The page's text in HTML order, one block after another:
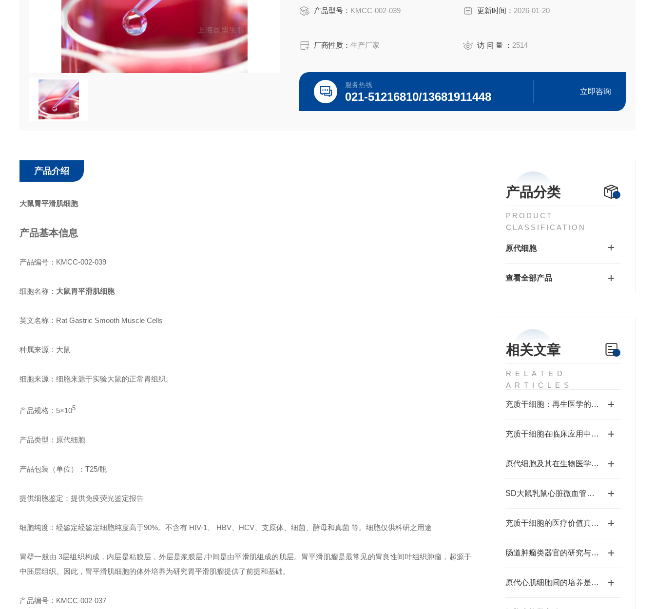
产品型号： KMCC-002-039 更新时间： 2026-01-20
厂商性质：生产厂家 访 问 量 ： 2514
服务热线
021-51216810/13681911448 立即咨询
产品分类
PRODUCT
CLASSIFICATION
原代细胞
查看全部产品
相关文章
RELATED
ARTICLES
充质干细胞：再生医学的希望之星
充质干细胞在临床应用中的潜在价值
原代细胞及其在生物医学领域中的应用
SD大鼠乳鼠心脏微血管内皮细胞原代分离培养方法
充质干细胞的医疗价值真的很高
肠道肿瘤类器官的研究与应用
原代心肌细胞间的培养是为了什么？
产品介绍
大鼠胃平滑肌细胞
产品基本信息
产品编号：KMCC-002-039
细胞名称： 大鼠胃平滑肌细胞
英文名称：Rat Gastric Smooth Muscle Cells
种属来源：大鼠
细胞来源：细胞来源于实验大鼠的正常胃组织。
产品规格：5×105
产品类型：原代细胞
产品包装（单位）：T25/瓶
提供细胞鉴定：提供免疫荧光鉴定报告
细胞纯度：经鉴定经鉴定细胞纯度高于90%。不含有 HIV-1、 HBV、HCV、支原体、细菌、酵母和真菌 等。细胞仅供科研之用途
胃壁一般由 3层组织构成，内层是粘膜层，外层是浆膜层,中间是由平滑肌组成的肌层。胃平滑肌瘤是最常见的胃良性间叶组织肿瘤，起源于
中胚层组织。因此，胃平滑肌细胞的体外培养为研究胃平滑肌瘤提供了前提和基础。
产品编号：KMCC-002-037